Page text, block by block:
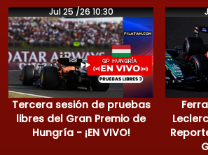
Jul 25 /26 10:30
Tercera sesión de pruebas
libres del Gran Premio de
Hungría - ¡EN VIVO!